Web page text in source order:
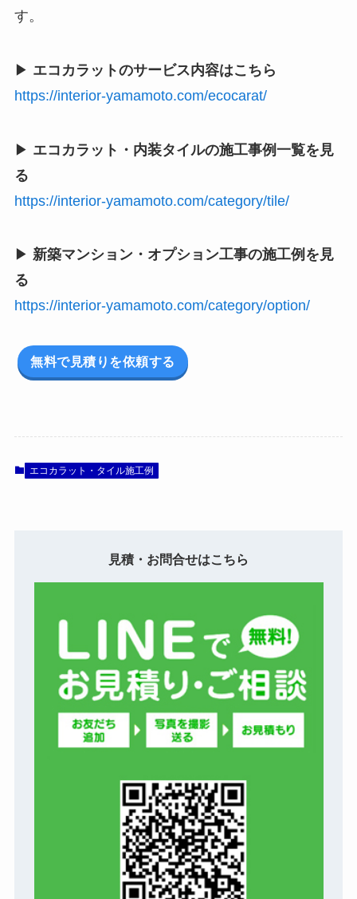
す。
▶ エコカラットのサービス内容はこちら
https://interior-yamamoto.com/ecocarat/
▶ エコカラット・内装タイルの施工事例一覧を見
る
https://interior-yamamoto.com/category/tile/
▶ 新築マンション・オプション工事の施工例を見
る
https://interior-yamamoto.com/category/option/
無料で見積りを依頼する
エコカラット・タイル施工例
見積・お問合せはこちら